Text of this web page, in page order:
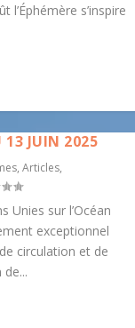
l’Éphémère s’inspire
13 JUIN 2025
,Articles,
Unies sur l’Océan
exceptionnel
circulation et de